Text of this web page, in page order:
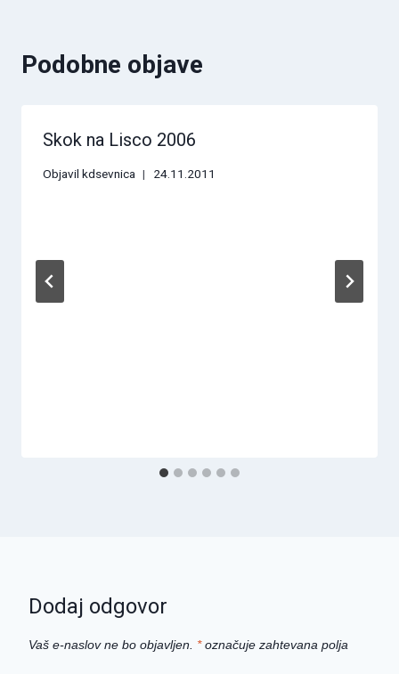
Podobne objave
Skok na Lisco 2006
Objavil kdsevnica 24.11.2011
Dodaj odgovor
Vaš e-naslov ne bo objavljen. *označuje zahtevana polja